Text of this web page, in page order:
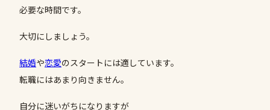
必要な時間です。
大切にしましょう。
結婚や恋愛のスタートには適しています。
転職にはあまり向きません。
自分に迷いがちになりますが